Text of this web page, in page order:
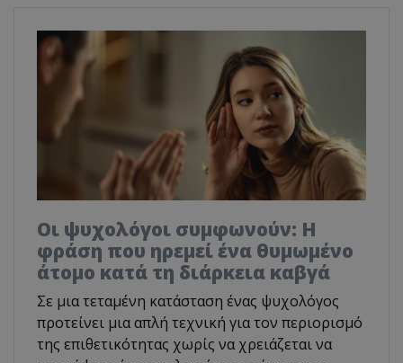
Οι ψυχολόγοι συμφωνούν: Η
φράση που ηρεμεί ένα θυμωμένο
άτομο κατά τη διάρκεια καβγά
Σε μια τεταμένη κατάσταση ένας ψυχολόγος
προτείνει μια απλή τεχνική για τον περιορισμό
της επιθετικότητας χωρίς να χρειάζεται να